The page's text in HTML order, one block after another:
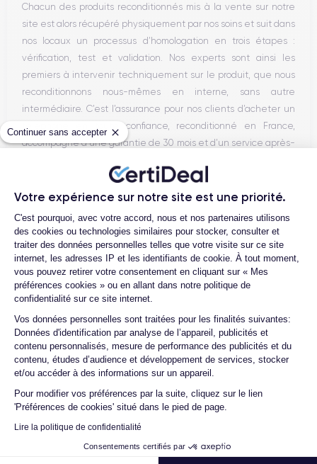
Continuer sans accepter
Votre expérience sur notre site est une priorité.
Plateforme de Gestion du
C'est pourquoi, avec votre accord, nous et nos partenaires utilisons
des cookies ou technologies similaires pour stocker, consulter et
traiter des données personnelles telles que votre visite sur ce site
internet, les adresses IP et les identifiants de cookie. À tout moment,
vous pouvez retirer votre consentement en cliquant sur « Mes
préférences cookies » ou en allant dans notre politique de
confidentialité sur ce site internet.
Vos données personnelles sont traitées pour les finalités suivantes:
Données d'identification par analyse de l’appareil, publicités et
contenu personnalisés, mesure de performance des publicités et du
contenu, études d’audience et développement de services, stocker
et/ou accéder à des informations sur un appareil.
Pour modifier vos préférences par la suite, cliquez sur le lien
'Préférences de cookies' situé dans le pied de page.
Lire la politique de confidentialité
Consentements certifiés par
Axeptio consent
Chacun des produits reconditionnés mis à la vente sur notre
site est alors récupéré physiquement par nos soins et suit dans
nos locaux un processus d’homologation en trois étapes :
vérification, test et validation. Nos experts sont ainsi les
premiers à intervenir techniquement sur le produit, que nous
reconditionnons nous-mêmes en interne, sans autre
intermédiaire. C’est l’assurance pour nos clients d’acheter un
téléphone en toute confiance, reconditionné en France,
accompagné d’une garantie de 30 mois et d’un service après-
Parcours d'un Smartphone